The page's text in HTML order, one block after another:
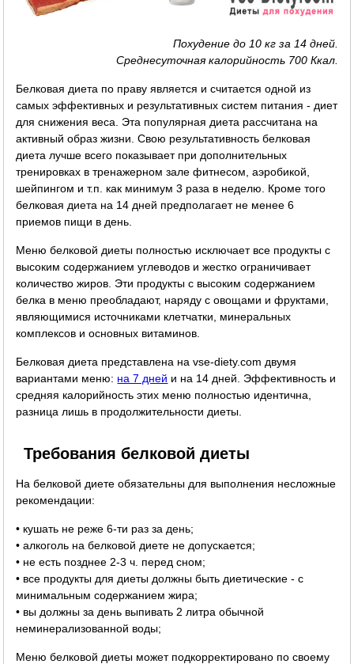
Похудение до 10 кг за 14 дней.
Среднесуточная калорийность 700 Ккал.
Белковая диета по праву является и считается одной из
самых эффективных и результативных систем питания - диет
для снижения веса. Эта популярная диета рассчитана на
активный образ жизни. Свою результативность белковая
диета лучше всего показывает при дополнительных
тренировках в тренажерном зале фитнесом, аэробикой,
шейпингом и т.п. как минимум 3 раза в неделю. Кроме того
белковая диета на 14 дней предполагает не менее 6
приемов пищи в день.
Меню белковой диеты полностью исключает все продукты с
высоким содержанием углеводов и жестко ограничивает
количество жиров. Эти продукты с высоким содержанием
белка в меню преобладают, наряду с овощами и фруктами,
являющимися источниками клетчатки, минеральных
комплексов и основных витаминов.
Белковая диета представлена на vse-diety.com двумя
вариантами меню: на 7 дней и на 14 дней. Эффективность и
средняя калорийность этих меню полностью идентична,
разница лишь в продолжительности диеты.
Требования белковой диеты
На белковой диете обязательны для выполнения несложные
рекомендации:
• кушать не реже 6-ти раз за день;
• алкоголь на белковой диете не допускается;
• не есть позднее 2-3 ч. перед сном;
• все продукты для диеты должны быть диетические - с
минимальным содержанием жира;
• вы должны за день выпивать 2 литра обычной
неминерализованной воды;
Меню белковой диеты может подкорректировано по своему